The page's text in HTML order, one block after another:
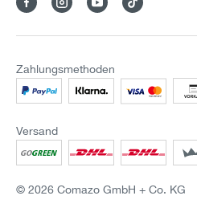
Zahlungsmethoden
Versand
© 2026 Comazo GmbH + Co. KG